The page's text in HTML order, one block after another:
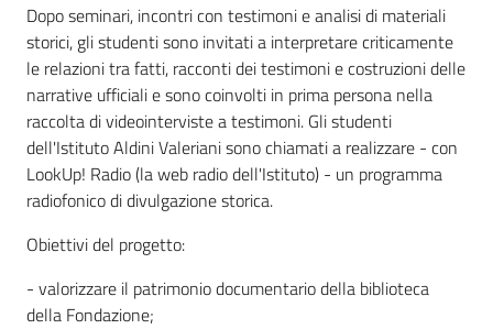
Assemblea
Attività
Argomenti
Per i media
Per i cittadini
Dopo seminari, incontri con testimoni e analisi di materiali
storici, gli studenti sono invitati a interpretare criticamente
le relazioni tra fatti, racconti dei testimoni e costruzioni delle
narrative ufficiali e sono coinvolti in prima persona nella
raccolta di videointerviste a testimoni. Gli studenti
dell'Istituto Aldini Valeriani sono chiamati a realizzare - con
LookUp! Radio (la web radio dell'Istituto) - un programma
radiofonico di divulgazione storica.
Obiettivi del progetto:
- valorizzare il patrimonio documentario della biblioteca
della Fondazione;